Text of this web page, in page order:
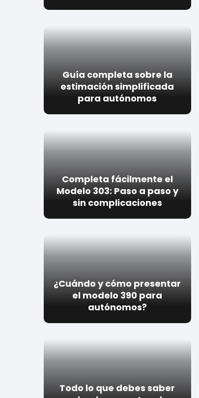
Guía completa sobre la
estimación simplificada
para autónomos
Completa fácilmente el
Modelo 303: Paso a paso y
sin complicaciones
¿Cuándo y cómo presentar
el modelo 390 para
autónomos?
Todo lo que debes saber